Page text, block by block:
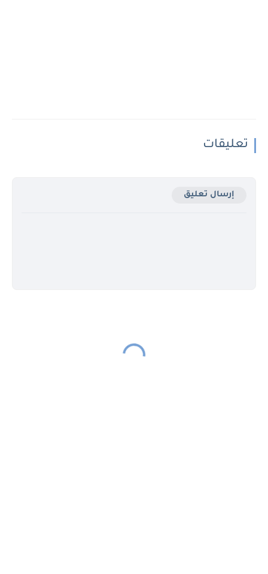
تعليقات
إرسال تعليق